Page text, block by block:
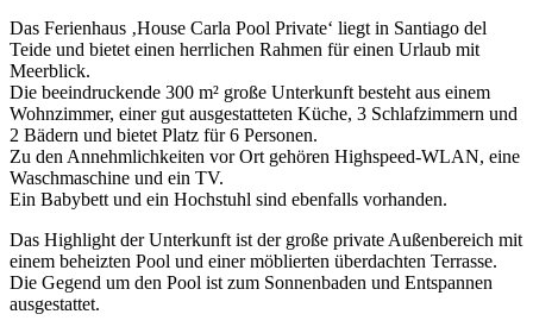
Das Ferienhaus ‚House Carla Pool Private‘ liegt in Santiago del
Teide und bietet einen herrlichen Rahmen für einen Urlaub mit
Meerblick.
Die beeindruckende 300 m² große Unterkunft besteht aus einem
Wohnzimmer, einer gut ausgestatteten Küche, 3 Schlafzimmern und
2 Bädern und bietet Platz für 6 Personen.
Zu den Annehmlichkeiten vor Ort gehören Highspeed-WLAN, eine
Waschmaschine und ein TV.
Ein Babybett und ein Hochstuhl sind ebenfalls vorhanden.
Das Highlight der Unterkunft ist der große private Außenbereich mit
einem beheizten Pool und einer möblierten überdachten Terrasse.
Die Gegend um den Pool ist zum Sonnenbaden und Entspannen
ausgestattet.